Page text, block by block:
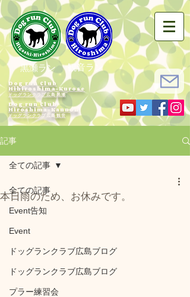
黒瀬ラン 観音ラン
Dog run Club
Hihiroshima-Kurose
ドッグランクラブ広島黒瀬
Dog run Club
Hiroshima-Kannon
​ドッグランクラブ広島観音
記事
全ての記事
Event告知
Event
ドッグランクラブ広島ブログ
ドッグランクラブ広島ブログ
プラー練習会
全ての記事
本日雨のため、お休みです。